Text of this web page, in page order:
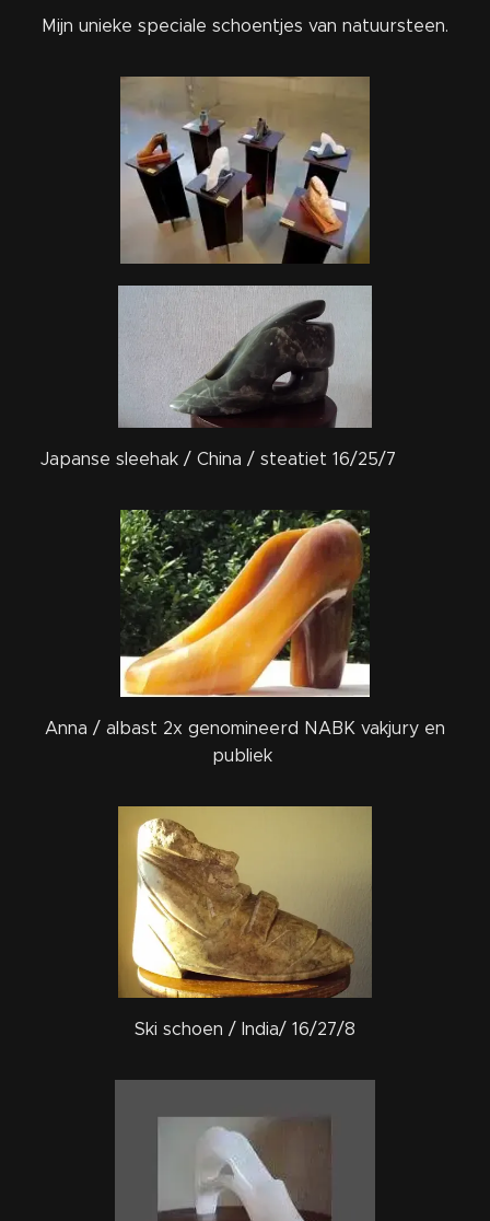
Mijn unieke speciale schoentjes van natuursteen.
Japanse sleehak / China / steatiet 16/25/7
Anna / albast 2x genomineerd NABK vakjury en
publiek
Ski schoen / India/ 16/27/8